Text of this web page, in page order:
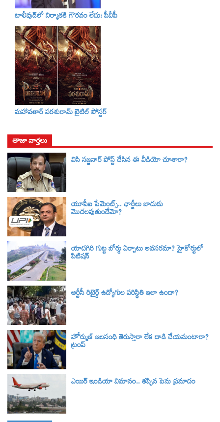
టాలీవుడ్‌లో నిర్మాతకి గౌరవం లేదు: పీవీపీ
మహావతార్ పరశురామ్‌ టైటిల్‌ పోస్టర్
తాజా వార్తలు
విసి సజ్జనార్‌ పోస్ట్ చేసిన ఈ వీడియో చూశారా?
యూపీఐ పేమెంట్స్.. ఛార్జీలు బాదుడు
మొదలవుతుందేమో?
యాదగిరి గుట్ట బోర్డు ఏర్పాటు అవసరమా? హైకోర్టులో
పిటిషన్‌
ఆర్టీసీ రిటైర్డ్ ఉద్యోగుల పరిస్థితి ఇలా ఉందా?
హోర్ముజ్ జలసంధి తెరుస్తారా లేక దాడి చేయమంటారా?
ట్రంప్
ఎయిర్ ఇండియా విమానం.. తప్పిన పెను ప్రమాదం